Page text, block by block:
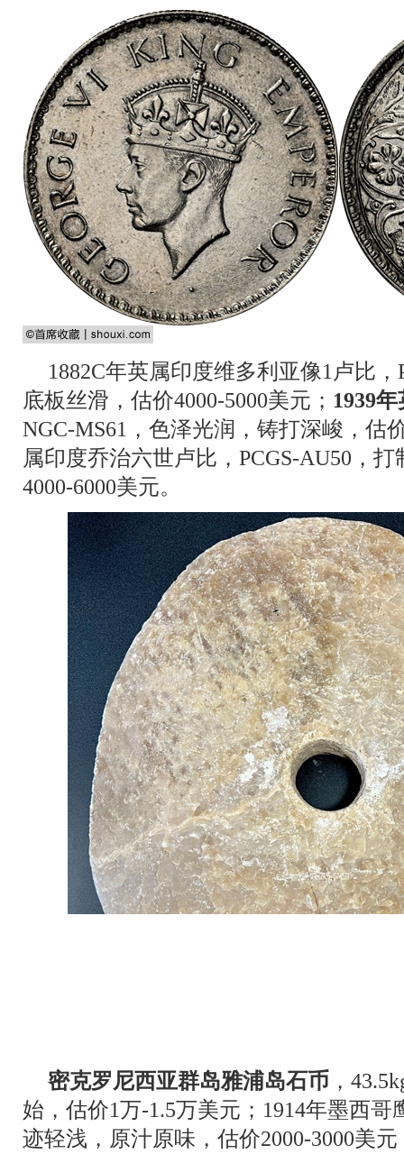
1882C年英属印度维多利亚像1卢比，
底板丝滑，估价4000-5000美元； 1939
NGC-MS61，色泽光润，铸打深峻，估
属印度乔治六世卢比，PCGS-AU50，
4000-6000美元。
密克罗尼西亚群岛雅浦岛石币 ，
始，估价1万-1.5万美元；1914年墨西哥
迹轻浅，原汁原味，估价2000-3000美